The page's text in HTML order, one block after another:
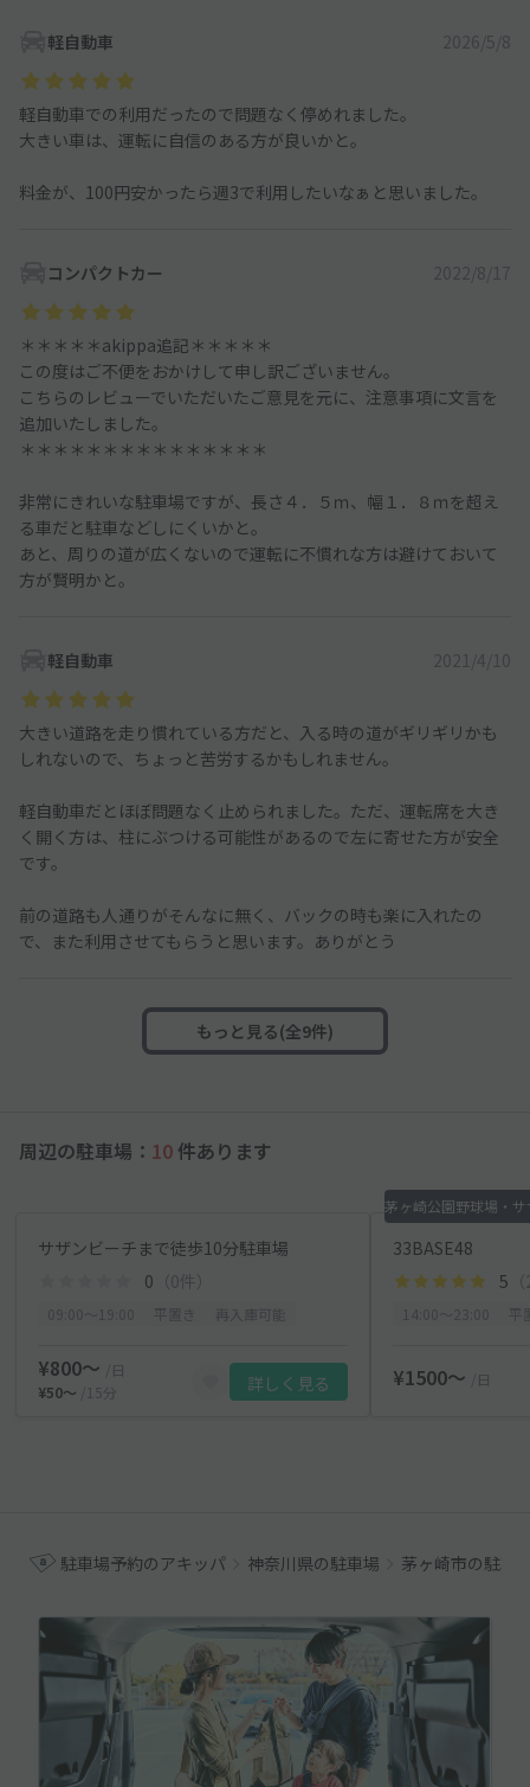
軽自動車 2026/5/8
軽自動車での利用だったので問題なく停めれました。
大きい車は、運転に自信のある方が良いかと。
料金が、100円安かったら週3で利用したいなぁと思いました。
コンパクトカー 2022/8/17
＊＊＊＊＊akippa追記＊＊＊＊＊
この度はご不便をおかけして申し訳ございません。
こちらのレビューでいただいたご意見を元に、注意事項に文言を
追加いたしました。
＊＊＊＊＊＊＊＊＊＊＊＊＊＊＊
非常にきれいな駐車場ですが、長さ４．５ｍ、幅１．８ｍを超え
る車だと駐車などしにくいかと。
あと、周りの道が広くないので運転に不慣れな方は避けておいて
方が賢明かと。
軽自動車 2021/4/10
大きい道路を走り慣れている方だと、入る時の道がギリギリかも
しれないので、ちょっと苦労するかもしれません。
軽自動車だとほぼ問題なく止められました。ただ、運転席を大き
く開く方は、柱にぶつける可能性があるので左に寄せた方が安全
です。
前の道路も人通りがそんなに無く、バックの時も楽に入れたの
で、また利用させてもらうと思います。ありがとう
もっと見る(全9件)
周辺の駐車場： 10 件あります
サザンビーチまで徒歩10分駐車場
0 （0件）
¥800〜
/日
¥50〜
/15分 詳しく見る
33BASE48
5
¥1500〜 /日
駐車場予約のアキッパ 神奈川県の駐車場 茅ヶ崎市の駐車